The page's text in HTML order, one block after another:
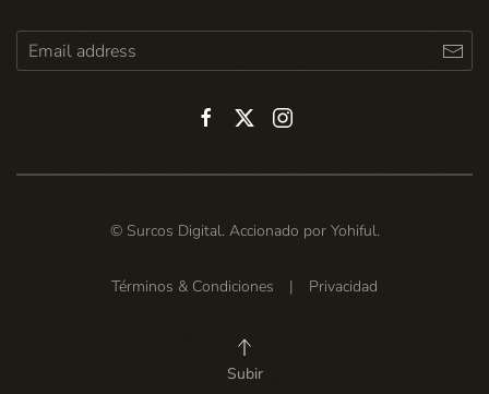
© Surcos Digital. Accionado por Yohiful.
Términos & Condiciones | Privacidad
Subir